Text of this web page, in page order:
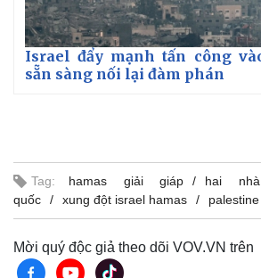
Kinh tế
Thị
Israel đẩy mạnh tấn công
sẵn sàng nối lại đàm phán
Tag: hamas giải giáp hai
quốc
xung đột israel hamas
Mời quý độc giả theo dõi VOV.VN trên